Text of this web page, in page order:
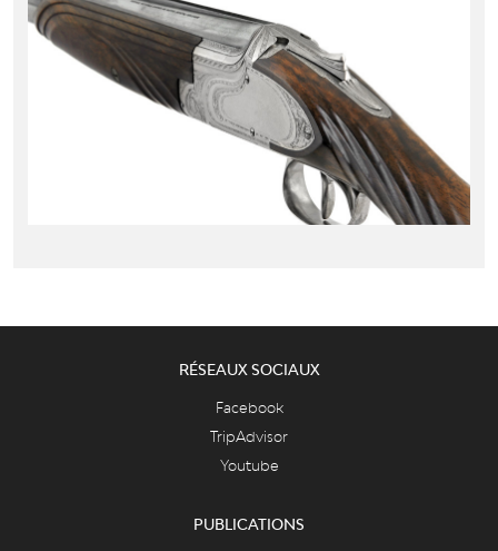
RÉSEAUX SOCIAUX
Facebook
TripAdvisor
Youtube
PUBLICATIONS